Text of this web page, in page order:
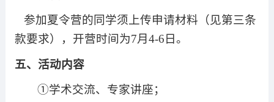
参加夏令营的同学须上传申请材料（见第三条
款要求），开营时间为7月 4-6 日。
五、活动内容
①学术交流、专家讲座；